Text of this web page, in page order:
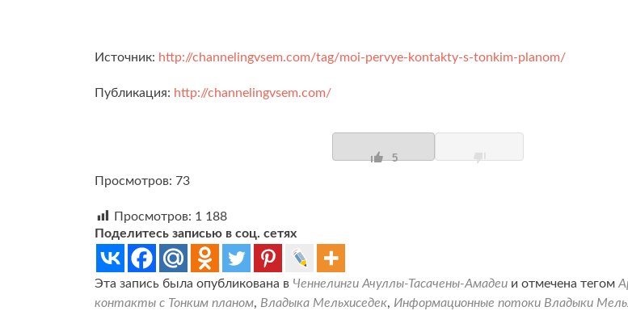
Источник: http://channelingvsem.com/tag/moi-pervye-kontakty-s-tonkim-planom/
Публикация: http://channelingvsem.com/
5
Просмотров: 73
Просмотров: 1 188
Поделитесь записью в соц. сетях
Эта запись была опубликована в Ченнелинги Ачуллы-Тасачены-Амадеи и отмечена тегом
контакты с Тонким планом, Владыка Мельхиседек, Информационные потоки Владыки